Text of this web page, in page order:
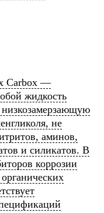
Carbox —
жидкость
не
аминов,
и силикатов. В
коррозии